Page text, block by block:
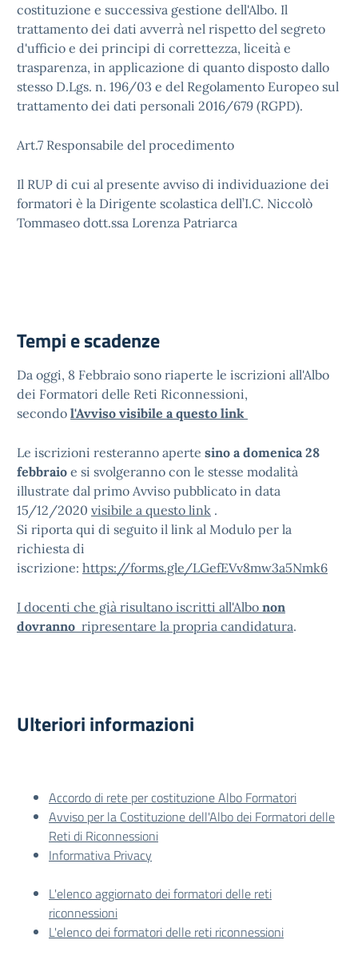
costituzione e successiva gestione dell'Albo. Il
trattamento dei dati avverrà nel rispetto del segreto
d'ufficio e dei principi di correttezza, liceità e
trasparenza, in applicazione di quanto disposto dallo
stesso D.Lgs. n. 196/03 e del Regolamento Europeo sul
trattamento dei dati personali 2016/679 (RGPD).
Art.7 Responsabile del procedimento
Il RUP di cui al presente avviso di individuazione dei
formatori è la Dirigente scolastica dell’I.C. Niccolò
Tommaseo dott.ssa Lorenza Patriarca
Tempi e scadenze
Da oggi, 8 Febbraio sono riaperte le iscrizioni all'Albo
dei Formatori delle Reti Riconnessioni,
secondo l'Avviso visibile a questo link
Le iscrizioni resteranno aperte sino a domenica 28
febbraio e si svolgeranno con le stesse modalità
illustrate dal primo Avviso pubblicato in data
15/12/2020 visibile a questo link .
Si riporta qui di seguito il link al Modulo per la
richiesta di
iscrizione: https://forms.gle/LGefEVv8mw3a5Nmk6
I docenti che già risultano iscritti all'Albo non
dovranno ripresentare la propria candidatura.
Ulteriori informazioni
Accordo di rete per costituzione Albo Formatori
Avviso per la Costituzione dell'Albo dei Formatori delle
Reti di Riconnessioni
Informativa Privacy
L'elenco aggiornato dei formatori delle reti
riconnessioni
L'elenco dei formatori delle reti riconnessioni